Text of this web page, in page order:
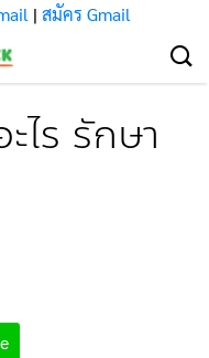
| สมัคร Gmail
ไร รักษา